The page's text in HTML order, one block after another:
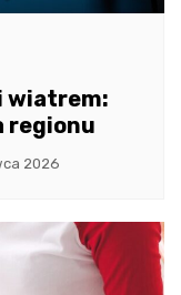
wiatrem:
regionu
2026